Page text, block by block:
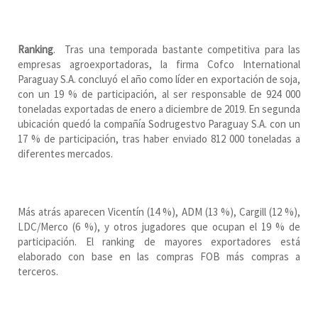
Ranking. Tras una temporada bastante competitiva para las
empresas agroexportadoras, la firma Cofco International
Paraguay S.A. concluyó el año como líder en exportación de soja,
con un 19 % de participación, al ser responsable de 924 000
toneladas exportadas de enero a diciembre de 2019. En segunda
ubicación quedó la compañía Sodrugestvo Paraguay S.A. con un
17 % de participación, tras haber enviado 812 000 toneladas a
diferentes mercados.
Más atrás aparecen Vicentín (14 %), ADM (13 %), Cargill (12 %),
LDC/Merco (6 %), y otros jugadores que ocupan el 19 % de
participación. El ranking de mayores exportadores está
elaborado con base en las compras FOB más compras a
terceros.